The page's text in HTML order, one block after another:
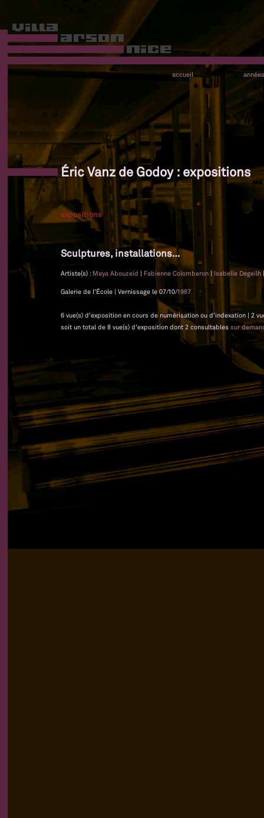
accueil années
Éric Vanz de Godoy : expositions
expositions
Sculptures, installations…
Artiste(s) : Maya Abouzeid | Fabienne Colomberon | Isabelle Degeilh
Galerie de l'École | Vernissage le 07/10/1987
6 vue(s) d'exposition en cours de numérisation ou d'indexation | 2
soit un total de 8 vue(s) d'exposition dont 2 consultables sur